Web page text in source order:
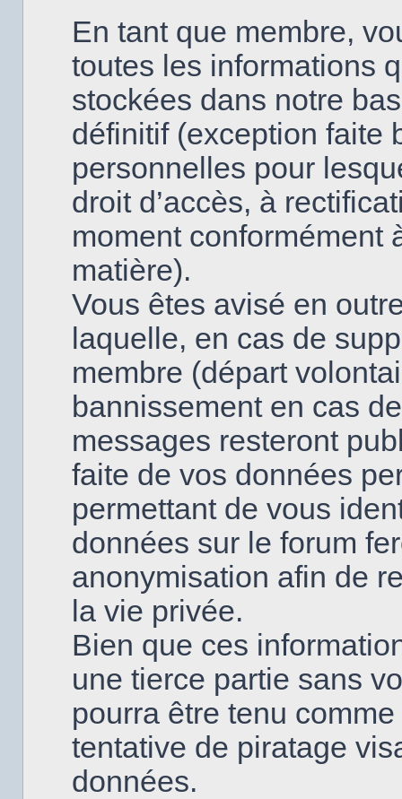
En tant que membre,
toutes les informations
stockées dans notre
définitif (exception faite
personnelles pour
droit d’accès, à
moment conformément
matière).
Vous êtes avisé en
laquelle, en cas de
membre (départ
bannissement en cas
messages resteront
faite de vos données
permettant de vous
données sur le forum
anonymisation afin de
la vie privée.
Bien que ces
une tierce partie sans
pourra être tenu
tentative de piratage
données.